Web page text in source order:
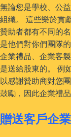
無論您是學校、公
組織。 這些樂於貢
贊助者都有不同的
是他們對你們團隊
企業禮品、企業客
是送給股東的。 例
以感謝贊助商對您
鼓勵，因此企業禮
贈送客戶企